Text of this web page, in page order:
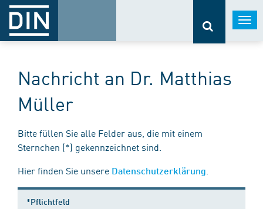
Nachricht an Dr. Matthias
Müller
Bitte füllen Sie alle Felder aus, die mit einem
Sternchen (*) gekennzeichnet sind.
Hier finden Sie unsere Datenschutzerklärung
*Pflichtfeld